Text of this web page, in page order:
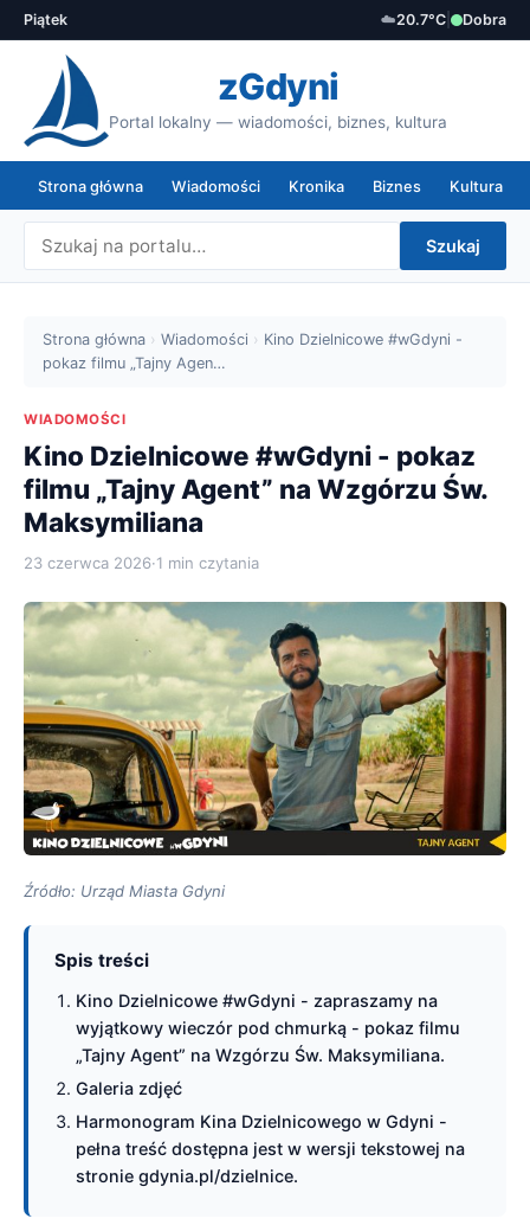
Piątek ☁️20.7°C Dobra
zGdyni
Portal lokalny — wiadomości, biznes, kultura
Strona główna Wiadomości Kronika Biznes Kultura
Szukaj
Strona główna › Wiadomości › Kino Dzielnicowe #wGdyni -
pokaz filmu „Tajny Agen…
WIADOMOŚCI
Kino Dzielnicowe #wGdyni - pokaz
filmu „Tajny Agent” na Wzgórzu Św.
Maksymiliana
23 czerwca 2026·1 min czytania
Źródło: Urząd Miasta Gdyni
Spis treści
Kino Dzielnicowe #wGdyni - zapraszamy na
wyjątkowy wieczór pod chmurką - pokaz filmu
„Tajny Agent” na Wzgórzu Św. Maksymiliana.
Galeria zdjęć
Harmonogram Kina Dzielnicowego w Gdyni -
pełna treść dostępna jest w wersji tekstowej na
stronie gdynia.pl/dzielnice.